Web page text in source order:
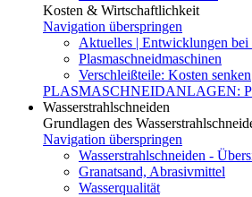
Kosten & Wirtschaftlichkeit
Navigation überspringen
Aktuelles | Entwicklungen bei
Plasmaschneidmaschinen
Verschleißteile: Kosten senken
PLASMASCHNEIDANLAGEN:
Wasserstrahlschneiden
Grundlagen des
Navigation überspringen
Wasserstrahlschneiden -
Granatsand, Abrasivmittel
Wasserqualität